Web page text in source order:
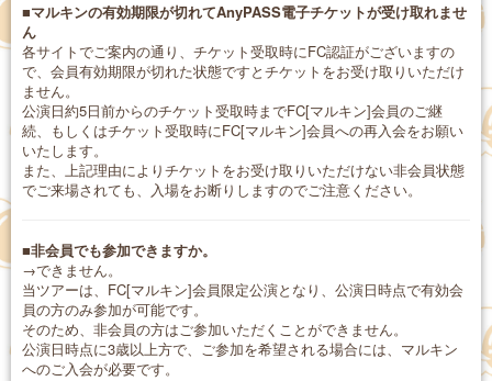
■マルキンの有効期限が切れてAnyPASS電子チケットが受け取れませ
ん
各サイトでご案内の通り、チケット受取時にFC認証がございますの
で、会員有効期限が切れた状態ですとチケットをお受け取りいただけ
ません。
公演日約5日前からのチケット受取時までFC[マルキン]会員のご継
続、もしくはチケット受取時にFC[マルキン]会員への再入会をお願い
いたします。
また、上記理由によりチケットをお受け取りいただけない非会員状態
でご来場されても、入場をお断りしますのでご注意ください。
■非会員でも参加できますか。
→できません。
当ツアーは、FC[マルキン]会員限定公演となり、公演日時点で有効会
員の方のみ参加が可能です。
そのため、非会員の方はご参加いただくことができません。
公演日時点に3歳以上方で、ご参加を希望される場合には、マルキン
へのご入会が必要です。